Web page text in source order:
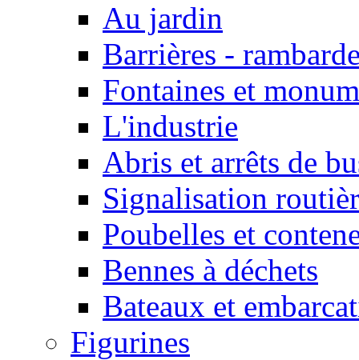
Au jardin
Barrières -
Fontaines et
L'industrie
Abris et arrêts de
Signalisation
Poubelles et
Bennes à déchets
Bateaux et
Figurines